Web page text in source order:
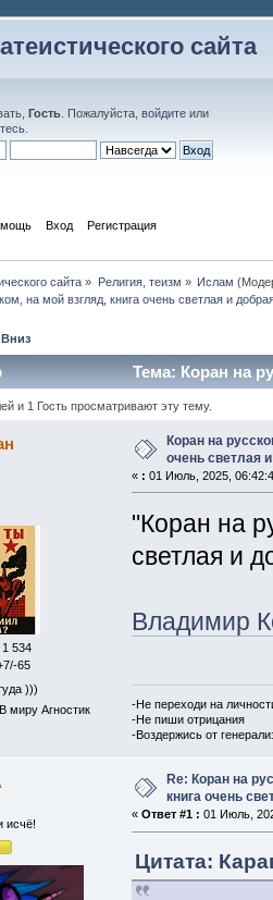
сайта
Гость . Пожалуйста, войдите или
Вход Регистрация
сайта » Религия, теизм » Ислам
на мой взгляд, книга очень светлая и
Вниз
Тема: Коран на
30974 раз)
и 1 Гость просматривают эту тему.
534
65
)))
миру Агностик
Коран на
очень светлая
« : 01 Июль, 2025,
"Коран на
светлая и
Владимир
-Не переходи на
-Не пиши отрицания
-Воздержись от
исчё!
Re: Коран на
книга очень
« Ответ #1 : 01 Июль,
Цитата: